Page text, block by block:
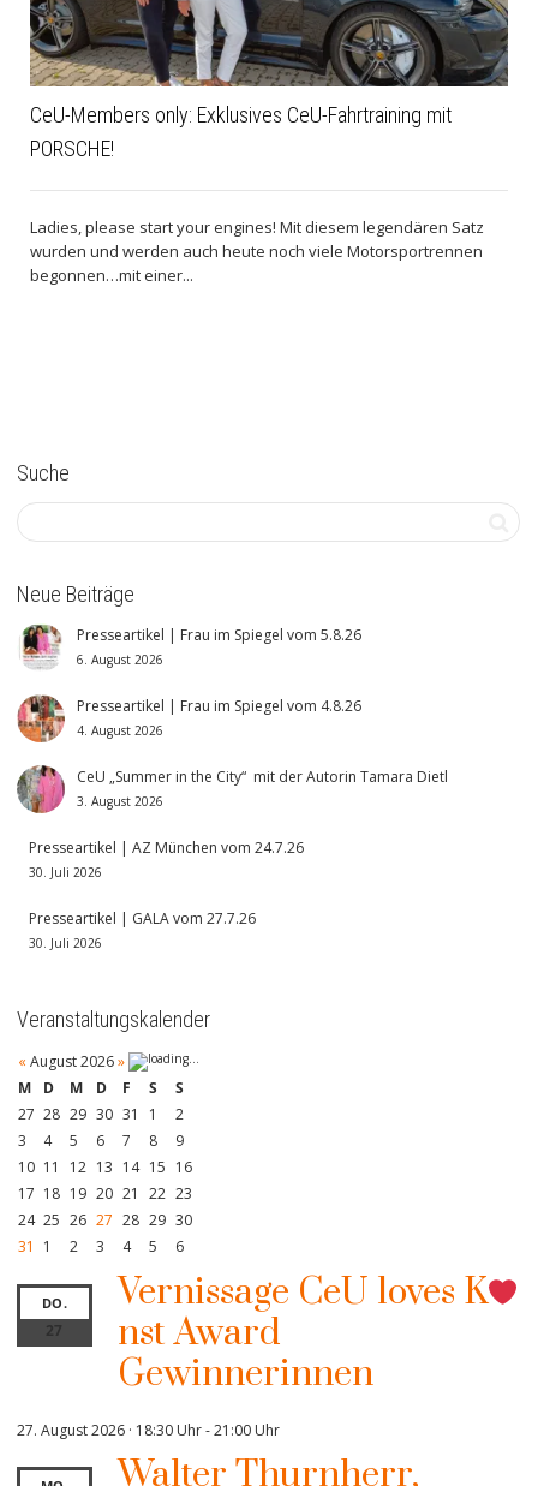
CeU-Members only: Exklusives CeU-Fahrtraining mit
PORSCHE!
Ladies, please start your engines! Mit diesem legendären Satz
wurden und werden auch heute noch viele Motorsportrennen
begonnen…mit einer...
Suche
Neue Beiträge
Presseartikel | Frau im Spiegel vom 5.8.26
6. August 2026
Presseartikel | Frau im Spiegel vom 4.8.26
4. August 2026
CeU „Summer in the City“ mit der Autorin Tamara Dietl
3. August 2026
Presseartikel | AZ München vom 24.7.26
30. Juli 2026
Presseartikel | GALA vom 27.7.26
30. Juli 2026
Veranstaltungskalender
« August 2026»
M
D M D F S
S
27 28 29 30 31 1
2
3
4 5 6 7 8
9
10 11 12 13 14 15 16
17 18 19 20 21 22 23
24 25 26 27 28 29 30
31
1 2 3 4 5 6
DO.
27
Vernissage CeU loves K
nst Award
Gewinnerinnen
27. August 2026 · 18:30 Uhr-21:00 Uhr
Walter Thurnherr,